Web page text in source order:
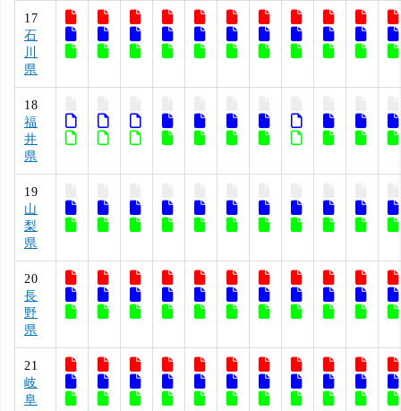
17
石
川
県
18
福
井
県
19
山
梨
県
20
長
野
県
21
岐
阜